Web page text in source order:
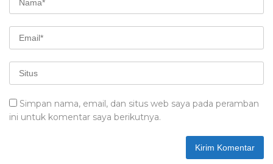
Simpan nama, email, dan situs web saya pada peramban
ini untuk komentar saya berikutnya.